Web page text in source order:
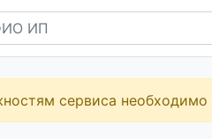
сервиса необходимо